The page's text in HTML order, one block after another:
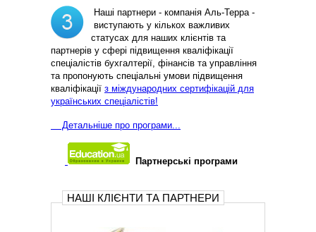
Наші партнери - компанія Аль-Терра -
виступають у кількох важливих
статусах для наших клієнтів та
партнерів у сфері підвищення кваліфікації
спеціалістів бухгалтерії, фінансів та управління
та пропонують спеціальні умови підвищення
кваліфікації з міждународних сертифікацій для
українських спеціалістів!
Детальніше про програми...
Партнерські програми
НАШІ КЛІЄНТИ ТА ПАРТНЕРИ